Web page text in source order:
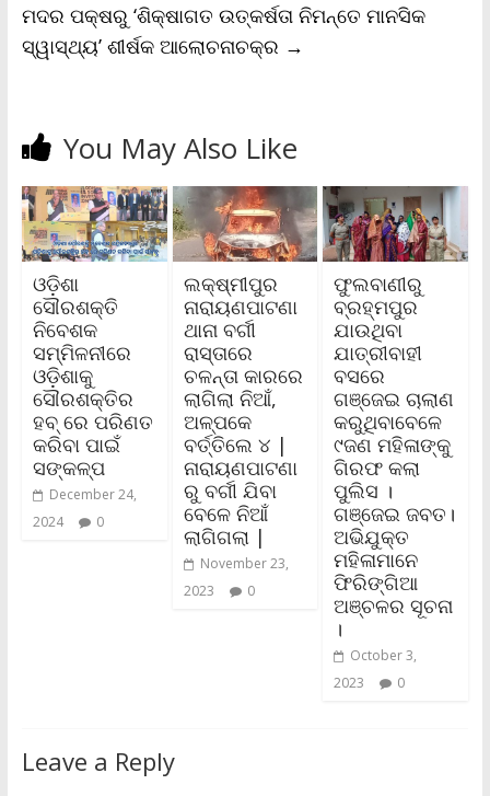
ମଦର ପକ୍ଷରୁ ‘ଶିକ୍ଷାଗତ ଉତ୍କର୍ଷତା ନିମନ୍ତେ ମାନସିକ
ସ୍ୱାସ୍ଥ୍ୟ’ ଶୀର୍ଷକ ଆଲୋଚନାଚକ୍ର →
You May Also Like
ଓଡ଼ିଶା
ସୌରଶକ୍ତି
ନିବେଶକ
ସମ୍ମିଳନୀରେ
ଓଡ଼ିଶାକୁ
ସୌରଶକ୍ତିର
ହବ୍ ରେ ପରିଣତ
କରିବା ପାଇଁ
ସଙ୍କଳ୍ପ
December 24,
2024
0
ଲକ୍ଷ୍ମୀପୁର
ନାରାୟଣପାଟଣା
ଥାନା ବର୍ଗୀ
ରାସ୍ତାରେ
ଚଳନ୍ତା କାରରେ
ଲାଗିଲା ନିଆଁ,
ଅଳ୍ପକେ
ବର୍ତ୍ତିଲେ ୪ |
ନାରାୟଣପାଟଣା
ରୁ ବର୍ଗୀ ଯିବା
ବେଳେ ନିଆଁ
ଲାଗିଗଲା |
November 23,
2023
0
ଫୁଲବାଣୀରୁ
ବ୍ରହ୍ମପୁର
ଯାଉଥିବା
ଯାତ୍ରୀବାହୀ
ବସରେ
ଗଞ୍ଜେଇ ଚାଲାଣ
କରୁଥିବାବେଳେ
୯ଜଣ ମହିଳାଙ୍କୁ
ଗିରଫ କଲା
ପୁଲିସ ।
ଗଞ୍ଜେଇ ଜବତ।
ଅଭିଯୁକ୍ତ
ମହିଳାମାନେ
ଫିରିଙ୍ଗିଆ
ଅଞ୍ଚଳର ସୂଚନା
।
October 3,
2023
0
Leave a Reply